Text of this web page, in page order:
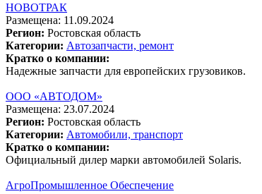
НОВОТРАК
Размещена: 11.09.2024
Регион: Ростовская область
Категории: Автозапчасти, ремонт
Кратко о компании:
Надежные запчасти для европейских грузовиков.
ООО «АВТОДОМ»
Размещена: 23.07.2024
Регион: Ростовская область
Категории: Автомобили, транспорт
Кратко о компании:
Официальный дилер марки автомобилей Solaris.
АгроПромышленное Обеспечение